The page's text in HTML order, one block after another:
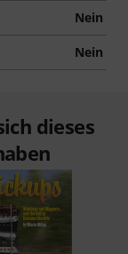
Nein
Nein
dieses